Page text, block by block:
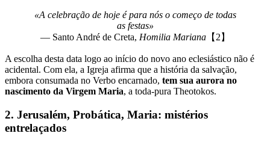
«A celebração de hoje é para nós o começo de todas
as festas»
— Santo André de Creta, Homilia Mariana【2】
A escolha desta data logo ao início do novo ano eclesiástico não é
acidental. Com ela, a Igreja afirma que a história da salvação,
embora consumada no Verbo encarnado, tem sua aurora no
nascimento da Virgem Maria, a toda-pura Theotokos.
2. Jerusalém, Probática, Maria: mistérios
entrelaçados